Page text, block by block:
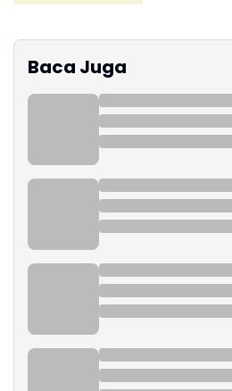
Baca Juga